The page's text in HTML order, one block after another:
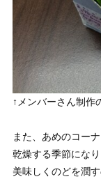
↑メンバーさん制作
また、あめのコー
乾燥する季節になり
美味しくのどを潤